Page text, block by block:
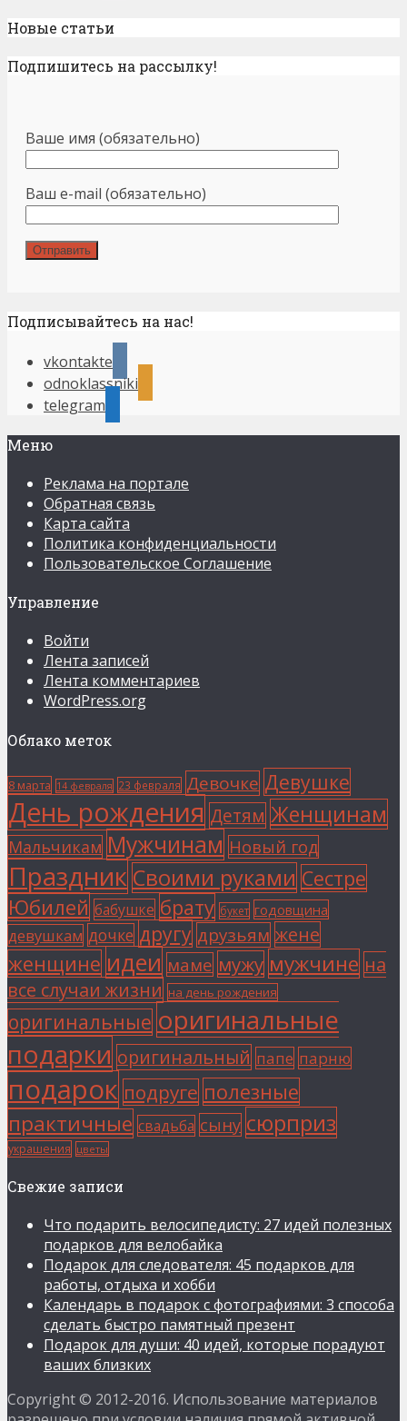
Новые статьи
Подпишитесь на рассылку!
Ваше имя (обязательно)
Ваш e-mail (обязательно)
Подписывайтесь на нас!
vkontakte
odnoklassniki
telegram
Меню
Реклама на портале
Обратная связь
Карта сайта
Политика конфиденциальности
Пользовательское Соглашение
Управление
Войти
Лента записей
Лента комментариев
WordPress.org
Облако меток
8 марта 14 февраля 23 февраля Девочке Девушке
День рождения Детям Женщинам
Мальчикам Мужчинам Новый год
Праздник Своими руками Сестре
Юбилей бабушке брату букет годовщина
девушкам дочке другу друзьям жене
женщине идеи маме мужу мужчине на
все случаи жизни на день рождения
оригинальные оригинальные
подарки оригинальный папе парню
подарок подруге полезные
практичные свадьба сыну сюрприз
украшения цветы
Свежие записи
Что подарить велосипедисту: 27 идей полезных
подарков для велобайка
Подарок для следователя: 45 подарков для
работы, отдыха и хобби
Календарь в подарок с фотографиями: 3 способа
сделать быстро памятный презент
Подарок для души: 40 идей, которые порадуют
ваших близких
Copyright © 2012-2016. Использование материалов